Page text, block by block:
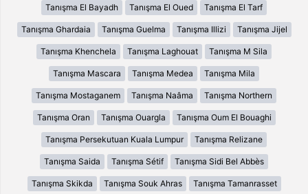
Tanışma El Bayadh Tanışma El Oued Tanışma El Tarf
Tanışma Ghardaia Tanışma Guelma Tanışma Illizi Tanışma Jijel
Tanışma Khenchela Tanışma Laghouat Tanışma M Sila
Tanışma Mascara Tanışma Medea Tanışma Mila
Tanışma Mostaganem Tanışma Naâma Tanışma Northern
Tanışma Oran Tanışma Ouargla Tanışma Oum El Bouaghi
Tanışma Persekutuan Kuala Lumpur Tanışma Relizane
Tanışma Saida Tanışma Sétif Tanışma Sidi Bel Abbès
Tanışma Skikda Tanışma Souk Ahras Tanışma Tamanrasset